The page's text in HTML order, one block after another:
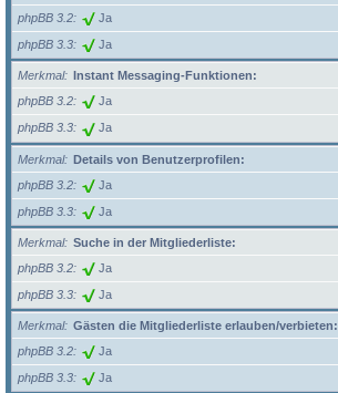
phpBB 3.2
Ja
phpBB 3.3 Ja
Merkmal
Instant Messaging-Funktionen:
phpBB 3.2
Ja
phpBB 3.3 Ja
Merkmal
Details von Benutzerprofilen:
phpBB 3.2
Ja
phpBB 3.3 Ja
Merkmal
Suche in der Mitgliederliste:
phpBB 3.2
Ja
phpBB 3.3 Ja
Merkmal
Gästen die Mitgliederliste erlauben/verbieten:
phpBB 3.2
Ja
phpBB 3.3 Ja